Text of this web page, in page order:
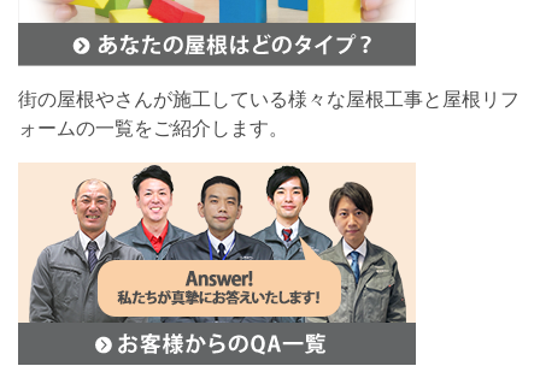
街の屋根やさんが施工している様々な屋根工事と屋根リフ
ォームの一覧をご紹介します。